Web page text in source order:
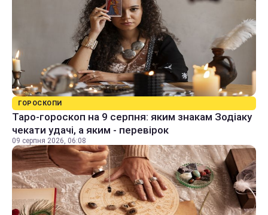
ГОРОСКОПИ
Таро-гороскоп на 9 серпня: яким знакам Зодіаку
чекати удачі, а яким - перевірок
09 серпня 2026, 06:08